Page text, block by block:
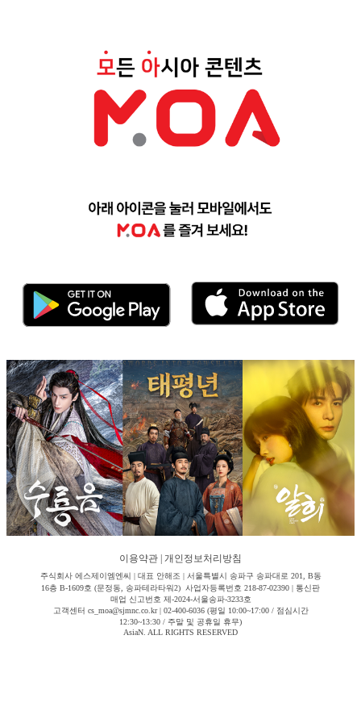
이용약관 개인정보처리방침
주식회사 에스제이엠엔씨 | 대표 안해조 | 서울특별시 송파구 송파대로 201, B동
16층 B-1609호 (문정동, 송파테라타워2) 사업자등록번호 218-87-02390 | 통신판
매업 신고번호 제-2024-서울송파-3233호
고객센터 cs_moa@sjmnc.co.kr | 02-400-6036 (평일 10:00~17:00 / 점심시간
12:30~13:30 / 주말 및 공휴일 휴무)
AsiaN. ALL RIGHTS RESERVED